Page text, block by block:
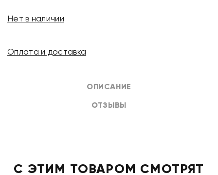
ОПИСАНИЕ
ОТЗЫВЫ
Нет в наличии
Оплата и доставка
С ЭТИМ ТОВАРОМ СМОТРЯТ